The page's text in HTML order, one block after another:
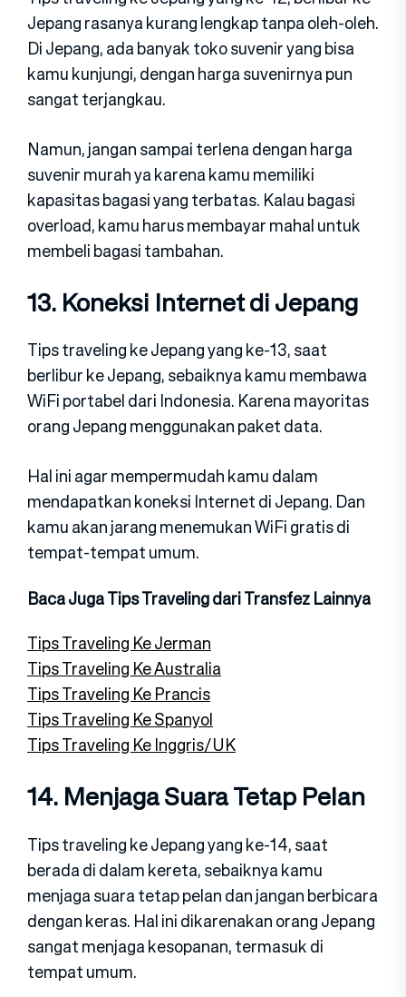
Jepang rasanya kurang lengkap tanpa oleh-oleh.
Di Jepang, ada banyak toko suvenir yang bisa
kamu kunjungi, dengan harga suvenirnya pun
sangat terjangkau.
Namun, jangan sampai terlena dengan harga
suvenir murah ya karena kamu memiliki
kapasitas bagasi yang terbatas. Kalau bagasi
overload, kamu harus membayar mahal untuk
membeli bagasi tambahan.
13. Koneksi Internet di Jepang
Tips traveling ke Jepang yang ke-13, saat
berlibur ke Jepang, sebaiknya kamu membawa
WiFi portabel dari Indonesia. Karena mayoritas
orang Jepang menggunakan paket data.
Hal ini agar mempermudah kamu dalam
mendapatkan koneksi Internet di Jepang. Dan
kamu akan jarang menemukan WiFi gratis di
tempat-tempat umum.
Baca Juga Tips Traveling dari Transfez Lainnya
Tips Traveling Ke Jerman
Tips Traveling Ke Australia
Tips Traveling Ke Prancis
Tips Traveling Ke Spanyol
Tips Traveling Ke Inggris/UK
14. Menjaga Suara Tetap Pelan
Tips traveling ke Jepang yang ke-14, saat
berada di dalam kereta, sebaiknya kamu
menjaga suara tetap pelan dan jangan berbicara
dengan keras. Hal ini dikarenakan orang Jepang
sangat menjaga kesopanan, termasuk di
tempat umum.